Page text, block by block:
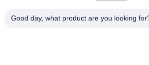
imperméable de
Good day, what product are you looking